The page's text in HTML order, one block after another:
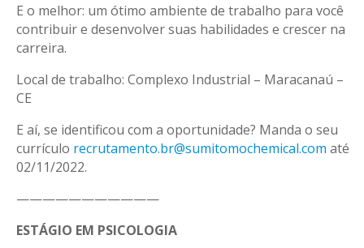
E o melhor: um ótimo ambiente de trabalho para você
contribuir e desenvolver suas habilidades e crescer na
carreira.
Local de trabalho: Complexo Industrial – Maracanaú –
CE
E aí, se identificou com a oportunidade? Manda o seu
currículo recrutamento.br@sumitomochemical.com até
02/11/2022.
———————————
ESTÁGIO EM PSICOLOGIA